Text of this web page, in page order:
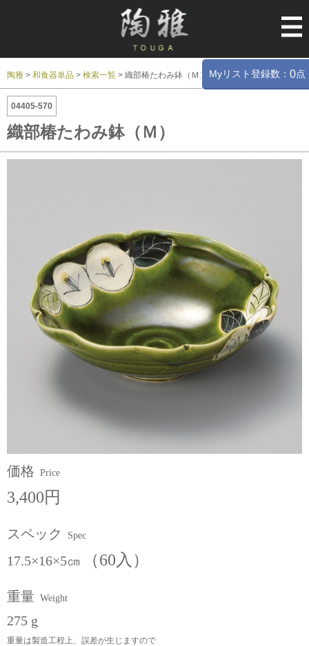
Myリスト登録数： 0点
陶雅 > 和食器単品 > 検索一覧 > 織部椿たわみ鉢（Ｍ）
04405-570
織部椿たわみ鉢（Ｍ）
価格 Price
3,400円
スペック Spec
17.5×16×5㎝ （60入）
重量 Weight
275 g
重量は製造工程上、誤差が生じますので